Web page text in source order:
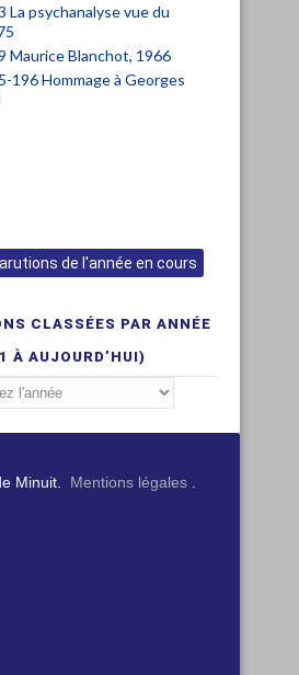
La psychanalyse vue du
Maurice Blanchot, 1966
196 Hommage à Georges
de l'année en cours
CLASSÉES PAR ANNÉE
À AUJOURD’HUI)
Minuit. Mentions légales